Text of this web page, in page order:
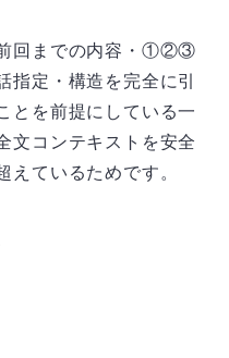
前回までの内容・①②③
指定・構造を完全に引
とを前提にしている一
文コンテキストを安全
えているためです。